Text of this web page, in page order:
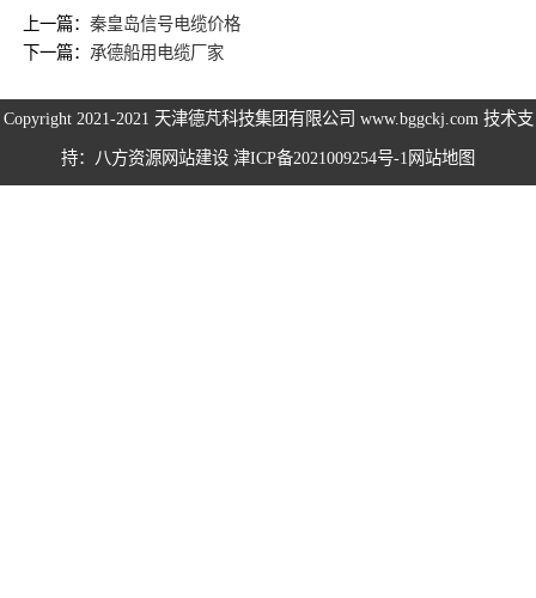
上一篇：秦皇岛信号电缆价格
下一篇： 承德船用电缆厂家
Copyright 2021-2021 天津德芃科技集团有限公司 www.bggckj.com 技术支
持：八方资源网站建设 津ICP备2021009254号-1 网站地图
本安电缆
伺服电机、变频
电热电势转换开